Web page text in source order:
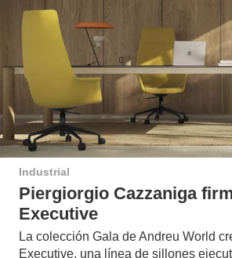
Industrial
Piergiorgio Cazzaniga
Executive
La colección Gala de Andreu World
Executive, una línea de sillones